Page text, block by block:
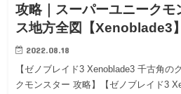
攻略｜スーパーユニークモ
ス地方全図【Xenoblade3】
2022.08.18
【ゼノブレイド3 Xenoblade3 千古角の
クモンスター 攻略】【ゼノブレイド3